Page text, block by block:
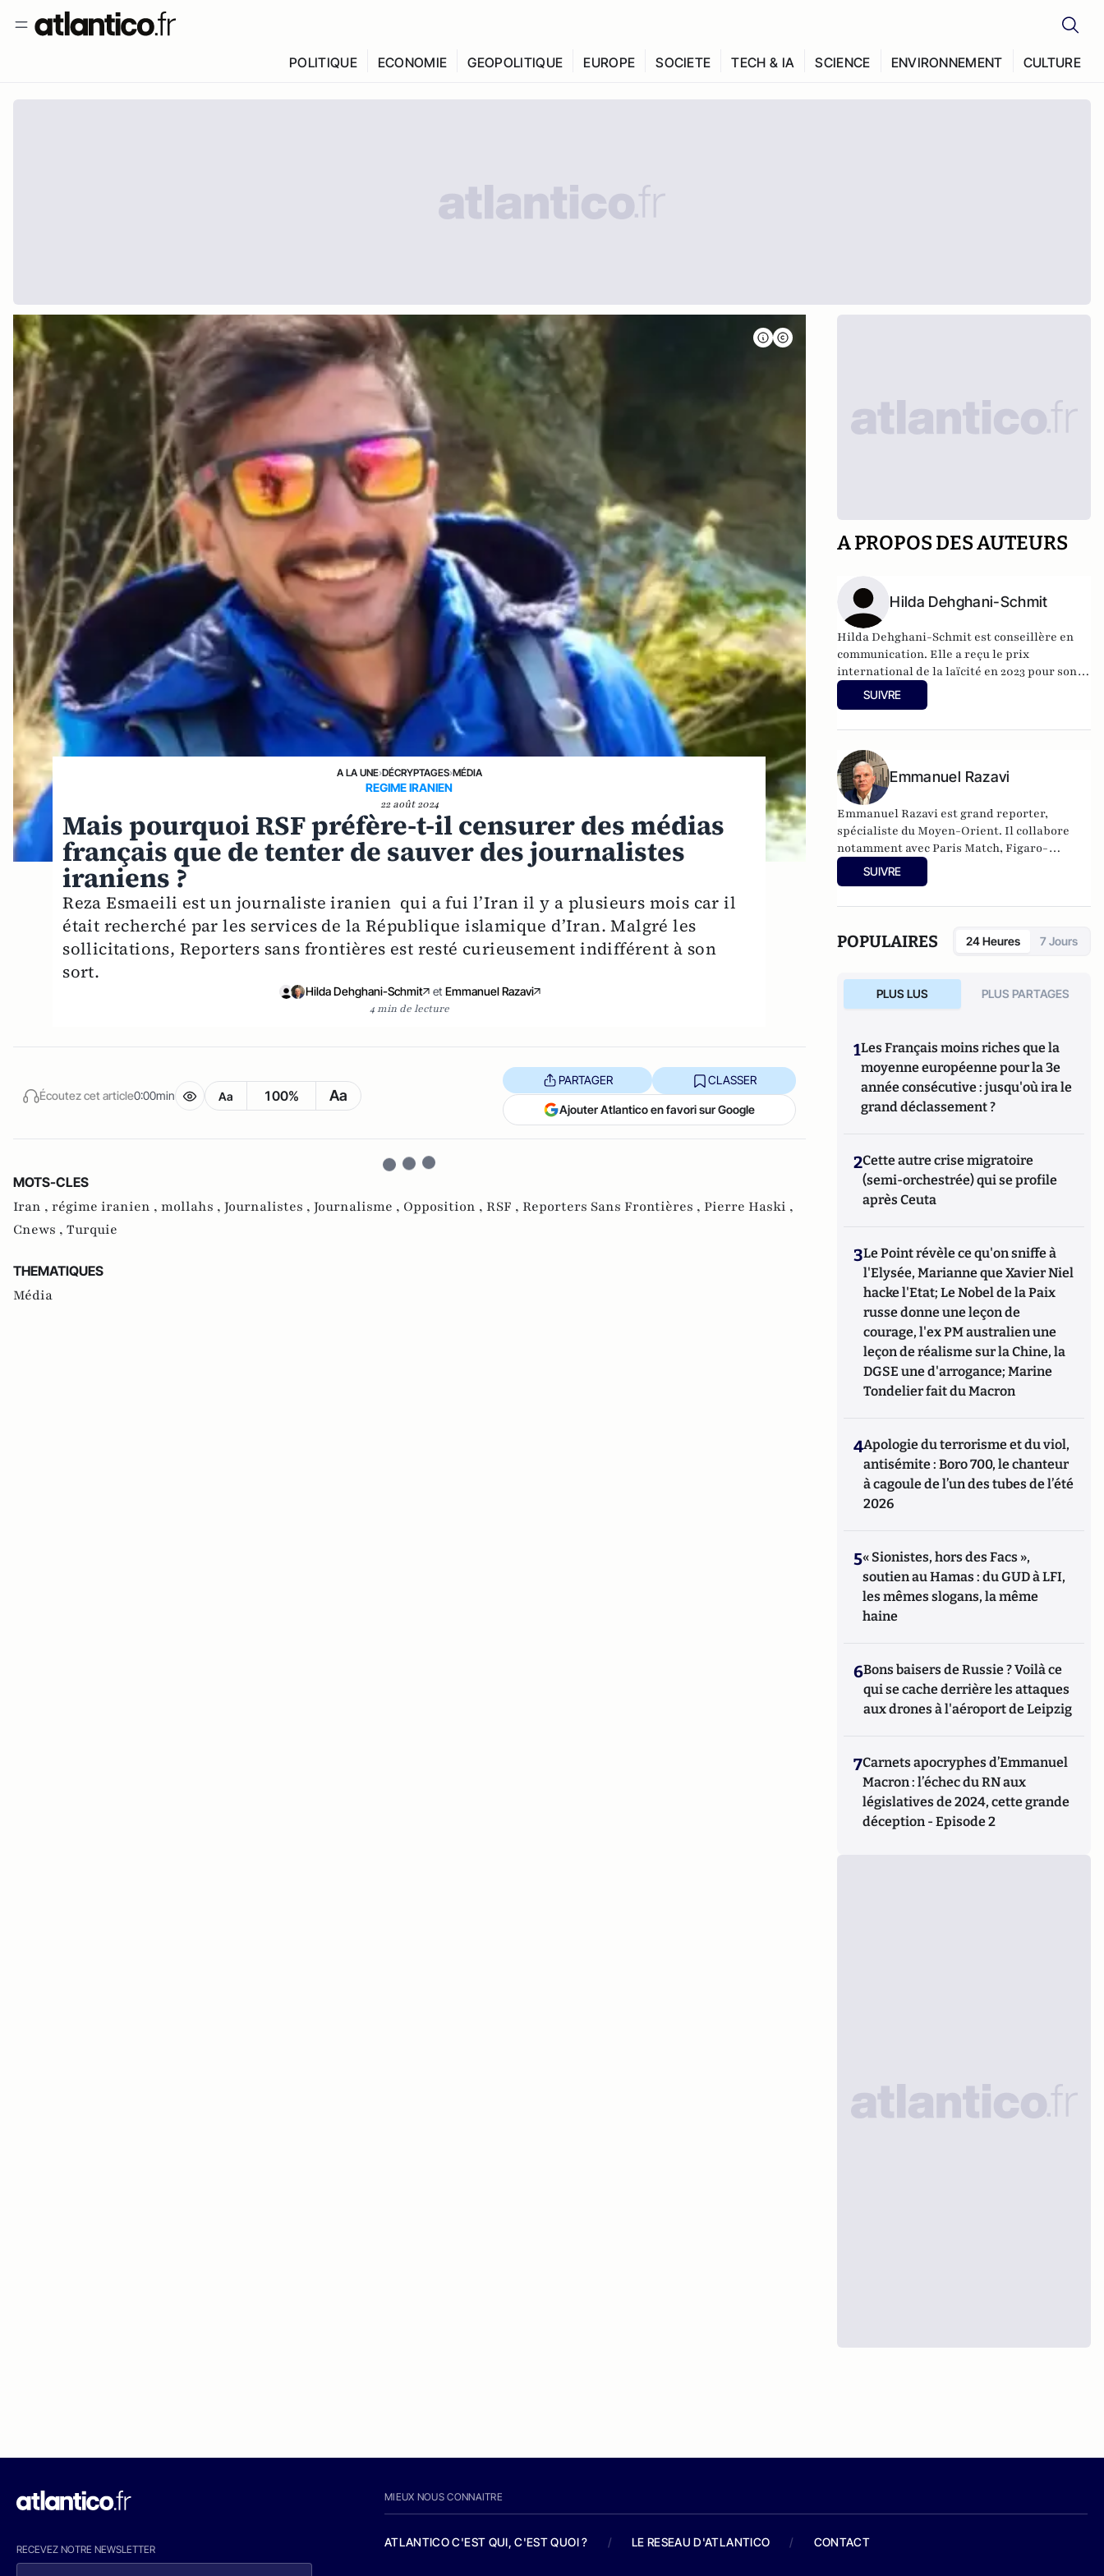
POLITIQUE ECONOMIE GEOPOLITIQUE EUROPE SOCIETE TECH & IA SCIENCE ENVIRONNEMENT CULTURE
A LA UNE›DÉCRYPTAGES›MÉDIA
REGIME IRANIEN
22 août 2024
Mais pourquoi RSF préfère-t-il censurer des médias
français que de tenter de sauver des journalistes
iraniens ?
Reza Esmaeili est un journaliste iranien qui a fui l’Iran il y a plusieurs mois car il
était recherché par les services de la République islamique d’Iran. Malgré les
sollicitations, Reporters sans frontières est resté curieusement indifférent à son
sort.
Hilda Dehghani-Schmit et Emmanuel Razavi
4 min de lecture
Écoutez cet article0:00min Aa 100% Aa
PARTAGER CLASSER
Ajouter Atlantico en favori sur Google
MOTS-CLES
Iran , régime iranien , mollahs , Journalistes , Journalisme , Opposition , RSF , Reporters Sans Frontières , Pierre Haski ,
Cnews , Turquie
THEMATIQUES
Média
A PROPOS DES AUTEURS
Hilda Dehghani-Schmit
Hilda Dehghani-Schmit est conseillère en
communication. Elle a reçu le prix
international de la laïcité en 2023 pour son
engagement en faveur des droits de
l’Homme.
SUIVRE
Emmanuel Razavi
Emmanuel Razavi est grand reporter,
spécialiste du Moyen-Orient. Il collabore
notamment avec Paris Match, Figaro-
Magazine, Franc-Tireur, Atlantico, Politique
Internationale, Écran de Veille et Valeurs
Moyen-Orient, diffusés sur Arte, Planète et
M6, qui ont eu un large retentissement.
dernier livre, « La Pieuvre de Téhéran »
(Cerf, 2025), révèle les ingérences et les
intervient régulièrement sur les ondes
d’Europe 1, Sud Radio, LCI et CNews, pour
parler du Moyen-Orient et de l’Iran. Il est
diplômé en géopolitique et relations
SUIVRE
POPULAIRES 24 Heures 7 Jours
PLUS LUS PLUS PARTAGES
1Les Français moins riches que la
moyenne européenne pour la 3e
année consécutive : jusqu'où ira le
grand déclassement ?
2Cette autre crise migratoire
(semi-orchestrée) qui se profile
après Ceuta
3Le Point révèle ce qu'on sniffe à
l'Elysée, Marianne que Xavier Niel
hacke l'Etat; Le Nobel de la Paix
russe donne une leçon de
courage, l'ex PM australien une
leçon de réalisme sur la Chine, la
DGSE une d'arrogance; Marine
Tondelier fait du Macron
4Apologie du terrorisme et du viol,
antisémite : Boro 700, le chanteur
à cagoule de l’un des tubes de l’été
2026
5« Sionistes, hors des Facs »,
soutien au Hamas : du GUD à LFI,
les mêmes slogans, la même
haine
6Bons baisers de Russie ? Voilà ce
qui se cache derrière les attaques
aux drones à l'aéroport de Leipzig
7Carnets apocryphes d’Emmanuel
Macron : l’échec du RN aux
législatives de 2024, cette grande
déception - Episode 2
RECEVEZ NOTRE NEWSLETTER
MIEUX NOUS CONNAITRE
ATLANTICO C'EST QUI, C'EST QUOI ? / LE RESEAU D'ATLANTICO / CONTACT